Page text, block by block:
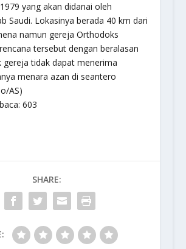
yang akan didanai oleh
Saudi. Lokasinya berada 40 km dari
namun gereja Orthodoks
tersebut dengan beralasan
gereja tidak dapat menerima
menara azan di seantero
AS)
603
SHARE: